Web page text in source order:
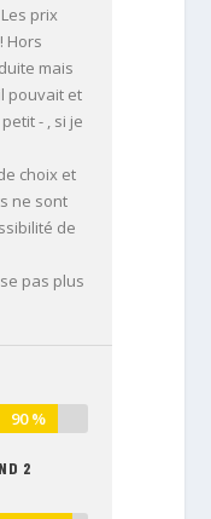
prix
Hors
mais
pouvait et
- , si je
choix et
ne sont
de
pas plus
90 %
2